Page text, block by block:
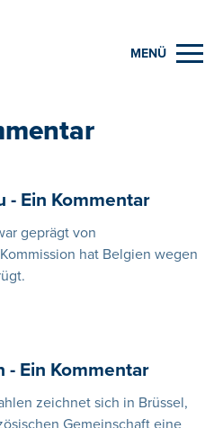
MENÜ
- Ein Kommentar
geprägt von
hat Belgien wegen
- Ein Kommentar
zeichnet sich in Brüssel,
Gemeinschaft eine